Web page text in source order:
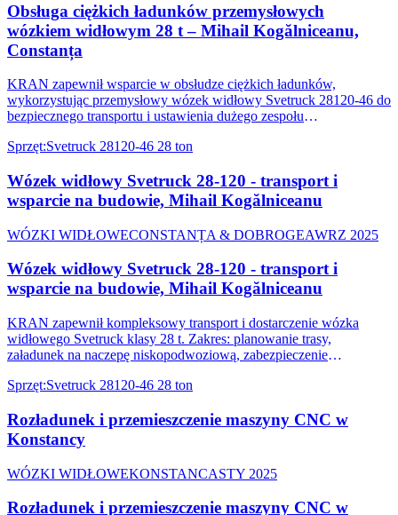
Obsługa ciężkich ładunków przemysłowych
wózkiem widłowym 28 t – Mihail Kogălniceanu,
Constanța
KRAN zapewnił wsparcie w obsłudze ciężkich ładunków,
wykorzystując przemysłowy wózek widłowy Svetruck 28120-46 do
bezpiecznego transportu i ustawienia dużego zespołu
Kogălniceanu, Constanța.
Sprzęt:Svetruck 28120-46 28 ton
Wózek widłowy Svetruck 28-120 - transport i
wsparcie na budowie, Mihail Kogălniceanu
WÓZKI WIDŁOWECONSTANȚA & DOBROGEAWRZ 2025
Wózek widłowy Svetruck 28-120 - transport i
wsparcie na budowie, Mihail Kogălniceanu
KRAN zapewnił kompleksowy transport i dostarczenie wózka
widłowego Svetruck klasy 28 t. Zakres: planowanie trasy,
załadunek na naczepę niskopodwoziową, zabezpieczenie
Sprzęt:Svetruck 28120-46 28 ton
Rozładunek i przemieszczenie maszyny CNC w
Konstancy
WÓZKI WIDŁOWEKONSTANCASTY 2025
Rozładunek i przemieszczenie maszyny CNC w